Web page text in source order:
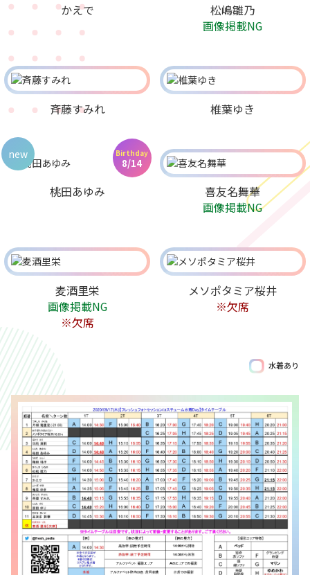
かえで
Birthday
8/14
松嶋雛乃
画像掲載NG
斉藤すみれ 椎葉ゆき
桃田あゆみ
new
喜友名舞華
画像掲載NG
麦酒里栄
画像掲載NG
※欠席
メソポタミア桜井
※欠席
水着あり